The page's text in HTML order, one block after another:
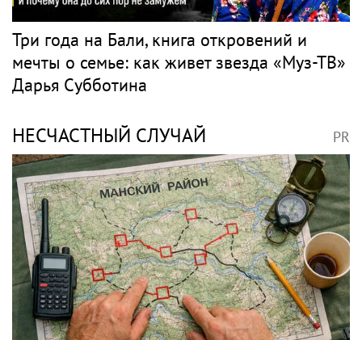
Три года на Бали, книга откровений и
мечты о семье: как живет звезда «Муз-ТВ»
Дарья Субботина
НЕСЧАСТНЫЙ СЛУЧАЙ PR